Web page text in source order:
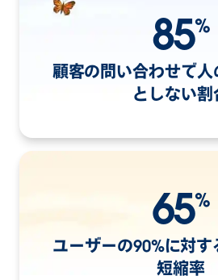
85%
顧客の問い合わせで
としない割
65%
ユーザーの90%に対
短縮率